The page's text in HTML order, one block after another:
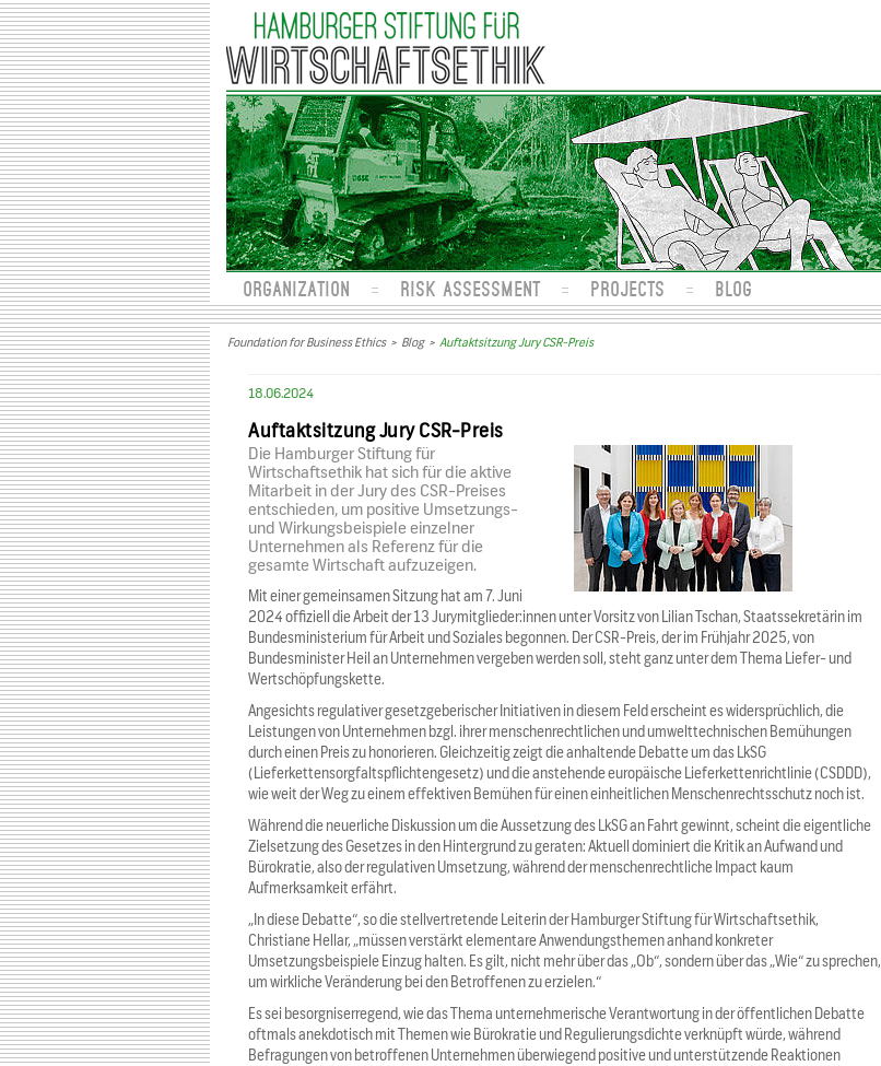
ORGANIZATION RISK ASSESSMENT PROJECTS BLOG
Foundation for Business Ethics> Blog> Auftaktsitzung Jury CSR-Preis
18.06.2024
Auftaktsitzung Jury CSR-Preis
Die Hamburger Stiftung für
Wirtschaftsethik hat sich für die aktive
Mitarbeit in der Jury des CSR-Preises
entschieden, um positive Umsetzungs-
und Wirkungsbeispiele einzelner
Unternehmen als Referenz für die
gesamte Wirtschaft aufzuzeigen.
Mit einer gemeinsamen Sitzung hat am 7. Juni
2024 offiziell die Arbeit der 13 Jurymitglieder:innen unter Vorsitz von Lilian Tschan, Staatssekretärin im
Bundesministerium für Arbeit und Soziales begonnen. Der CSR-Preis, der im Frühjahr 2025, von
Bundesminister Heil an Unternehmen vergeben werden soll, steht ganz unter dem Thema Liefer- und
Wertschöpfungskette.
Angesichts regulativer gesetzgeberischer Initiativen in diesem Feld erscheint es widersprüchlich, die
Leistungen von Unternehmen bzgl. ihrer menschenrechtlichen und umwelttechnischen Bemühungen
durch einen Preis zu honorieren. Gleichzeitig zeigt die anhaltende Debatte um das LkSG
(Lieferkettensorgfaltspflichtengesetz) und die anstehende europäische Lieferkettenrichtlinie (CSDDD),
wie weit der Weg zu einem effektiven Bemühen für einen einheitlichen Menschenrechtsschutz noch ist.
Während die neuerliche Diskussion um die Aussetzung des LkSG an Fahrt gewinnt, scheint die eigentliche
Zielsetzung des Gesetzes in den Hintergrund zu geraten: Aktuell dominiert die Kritik an Aufwand und
Bürokratie, also der regulativen Umsetzung, während der menschenrechtliche Impact kaum
Aufmerksamkeit erfährt.
„In diese Debatte“, so die stellvertretende Leiterin der Hamburger Stiftung für Wirtschaftsethik,
Christiane Hellar, „müssen verstärkt elementare Anwendungsthemen anhand konkreter
Umsetzungsbeispiele Einzug halten. Es gilt, nicht mehr über das „Ob“, sondern über das „Wie“ zu sprechen,
um wirkliche Veränderung bei den Betroffenen zu erzielen.“
Es sei besorgniserregend, wie das Thema unternehmerische Verantwortung in der öffentlichen Debatte
oftmals anekdotisch mit Themen wie Bürokratie und Regulierungsdichte verknüpft würde, während
Befragungen von betroffenen Unternehmen überwiegend positive und unterstützende Reaktionen